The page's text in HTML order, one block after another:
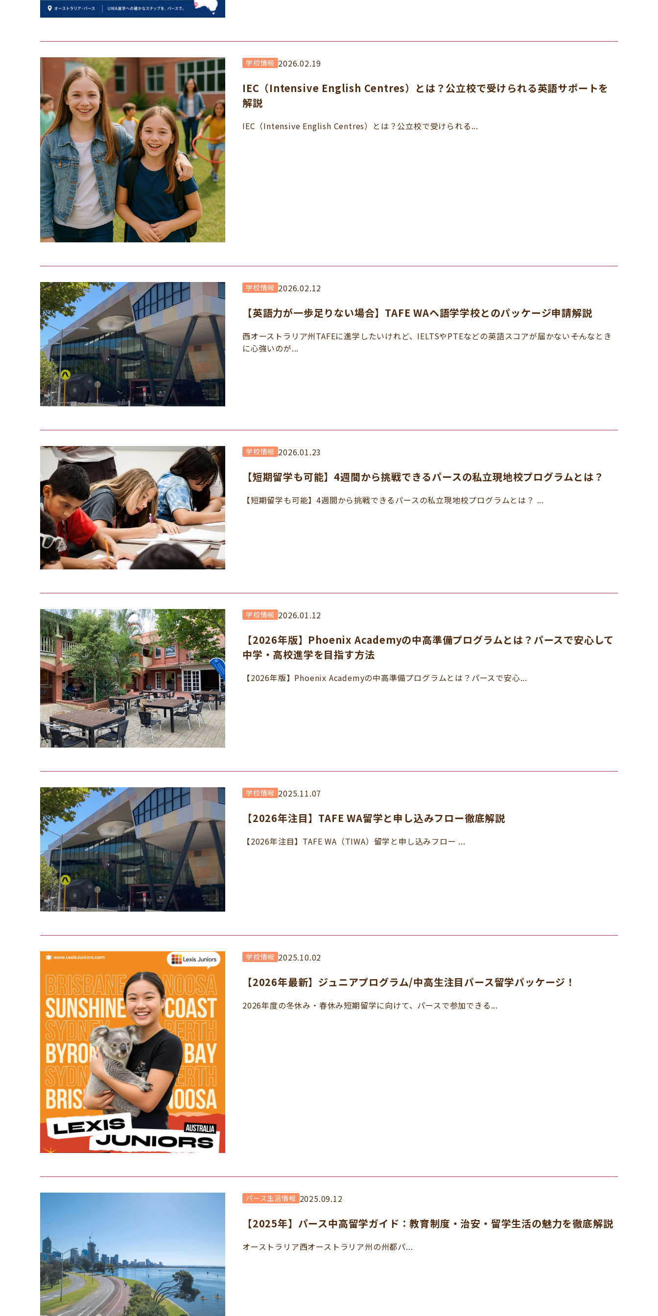
学校情報 2026.02.19
IEC（Intensive English Centres）とは？公立校で受けられる英語サポートを
解説
IEC（Intensive English Centres）とは？公立校で受けられる...
学校情報 2026.02.12
【英語力が一歩足りない場合】TAFE WAヘ語学学校とのパッケージ申請解説
西オーストラリア州TAFEに進学したいけれど、IELTSやPTEなどの英語スコアが届かない――そんなとき
に心強いのが...
学校情報 2026.01.23
【短期留学も可能】4週間から挑戦できるパースの私立現地校プログラムとは？
【短期留学も可能】4週間から挑戦できるパースの私立現地校プログラムとは？ ...
学校情報 2026.01.12
【2026年版】Phoenix Academyの中高準備プログラムとは？パースで安心して
中学・高校進学を目指す方法
【2026年版】Phoenix Academyの中高準備プログラムとは？パースで安心...
学校情報 2025.11.07
【2026年注目】TAFE WA留学と申し込みフロー徹底解説
【2026年注目】TAFE WA（TIWA）留学と申し込みフロー ...
学校情報 2025.10.02
【2026年最新】ジュニアプログラム/中高生注目パース留学パッケージ！
2026年度の冬休み・春休み短期留学に向けて、パースで参加できる...
パース生活情報 2025.09.12
【2025年】パース中高留学ガイド：教育制度・治安・留学生活の魅力を徹底解説
オーストラリア西オーストラリア州の州都パ...